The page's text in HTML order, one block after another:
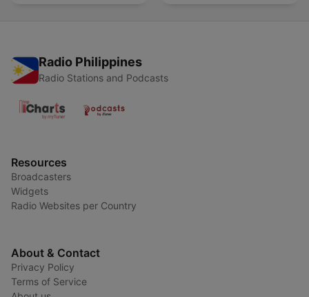
Radio Philippines
Radio Stations and Podcasts
Resources
Broadcasters
Widgets
Radio Websites per Country
About & Contact
Privacy Policy
Terms of Service